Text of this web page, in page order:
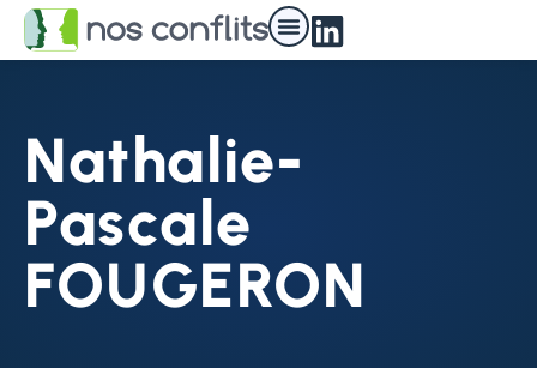
Nathalie-
Pascale
FOUGERON